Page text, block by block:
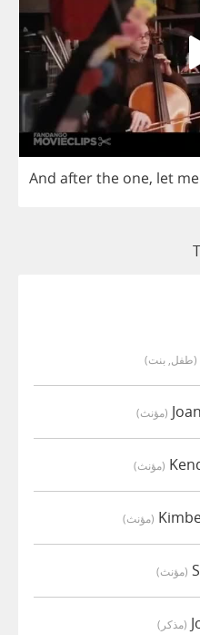
And afterthe one, let me
(طفل, بنت)
(مؤنث)
(مؤنث)
(مؤنث)
(مؤنث)
(مذكر)